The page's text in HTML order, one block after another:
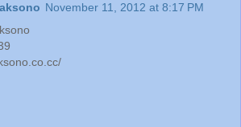
November 11, 2012 at 8:17 PM